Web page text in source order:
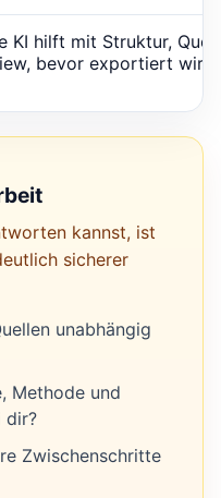
KI hilft mit Struktur,
bevor exportiert wird.
kannst, ist
sicherer
unabhängig
Methode und
dir?
Zwischenschritte